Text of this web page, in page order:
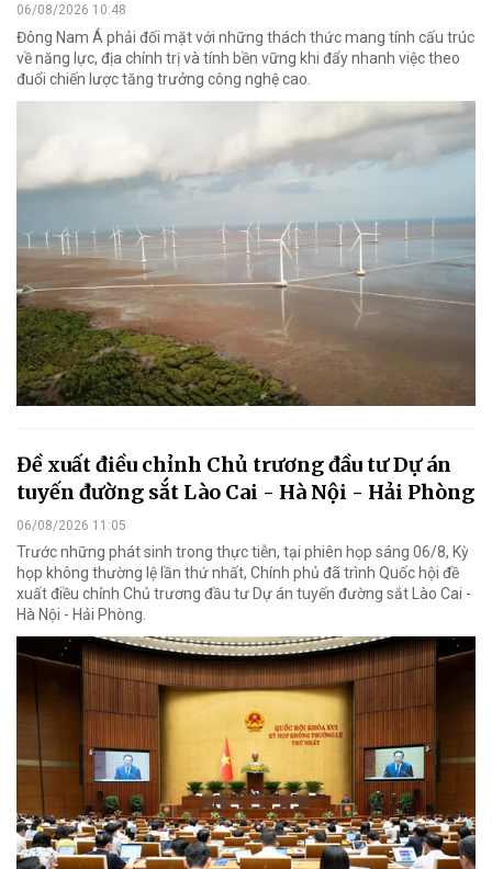
06/08/2026 10:48
Đông Nam Á phải đối mặt với những thách thức mang tính cấu trúc
về năng lực, địa chính trị và tính bền vững khi đẩy nhanh việc theo
đuổi chiến lược tăng trưởng công nghệ cao.
Đề xuất điều chỉnh Chủ trương đầu tư Dự án
tuyến đường sắt Lào Cai - Hà Nội - Hải Phòng
06/08/2026 11:05
Trước những phát sinh trong thực tiễn, tại phiên họp sáng 06/8, Kỳ
họp không thường lệ lần thứ nhất, Chính phủ đã trình Quốc hội đề
xuất điều chỉnh Chủ trương đầu tư Dự án tuyến đường sắt Lào Cai -
Hà Nội - Hải Phòng.